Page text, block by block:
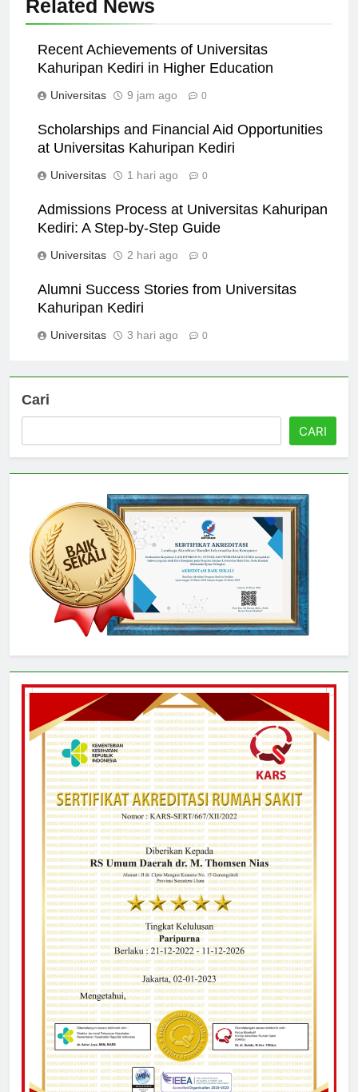
Related News
Recent Achievements of Universitas
Kahuripan Kediri in Higher Education
Universitas 9 jam ago 0
Scholarships and Financial Aid Opportunities
at Universitas Kahuripan Kediri
Universitas 1 hari ago 0
Admissions Process at Universitas Kahuripan
Kediri: A Step-by-Step Guide
Universitas 2 hari ago 0
Alumni Success Stories from Universitas
Kahuripan Kediri
Universitas 3 hari ago 0
Cari
CARI